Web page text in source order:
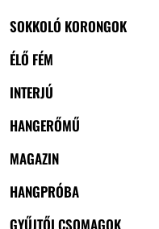
SOKKOLÓ KORONGOK
ÉLŐ FÉM
INTERJÚ
HANGERŐMŰ
MAGAZIN
HANGPRÓBA
GYŰJTŐI CSOMAGOK